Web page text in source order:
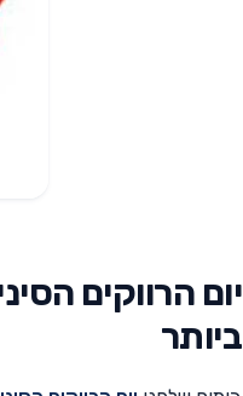
ביותר